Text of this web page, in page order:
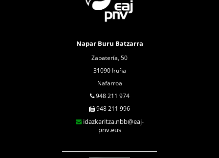
Napar Buru Batzarra
Zapatería, 50
31090 Iruña
Nafarroa
948 211 974
948 211 996
idazkaritza.nbb@eaj-
pnv.eus